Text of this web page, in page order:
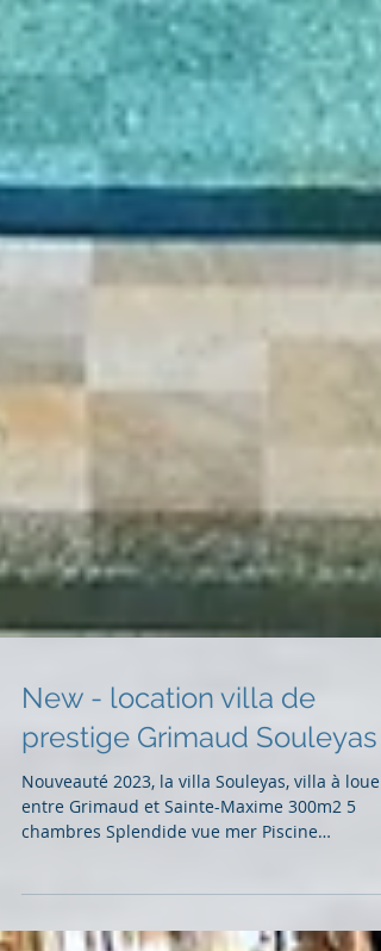
New - location villa de
prestige Grimaud Souleyas
Nouveauté 2023, la villa Souleyas, villa à louer
chambres Splendide vue mer Piscine